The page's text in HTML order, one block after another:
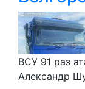
ВСУ 91 раз
Александр